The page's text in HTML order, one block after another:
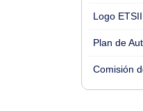
Logo ETSII
Plan de
Comisión